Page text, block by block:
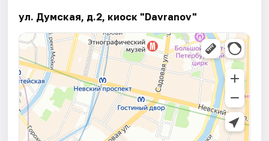
ул. Думская, д.2, киоск "Davranov"